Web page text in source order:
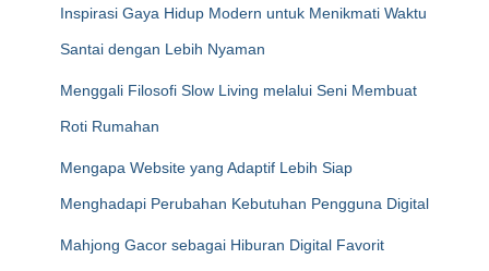
Inspirasi Gaya Hidup Modern untuk Menikmati Waktu
Santai dengan Lebih Nyaman
Menggali Filosofi Slow Living melalui Seni Membuat
Roti Rumahan
Mengapa Website yang Adaptif Lebih Siap
Menghadapi Perubahan Kebutuhan Pengguna Digital
Mahjong Gacor sebagai Hiburan Digital Favorit